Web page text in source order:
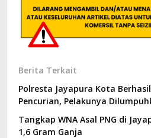
Berita Terkait
Polresta Jayapura Kota
Pencurian, Pelakunya
Tangkap WNA Asal PNG di
1,6 Gram Ganja